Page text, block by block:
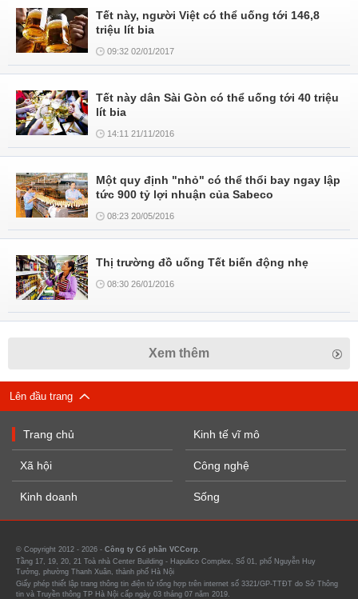
Tết này, người Việt có thể uống tới 146,8
triệu lít bia
09:32 02/01/2017
Tết này dân Sài Gòn có thể uống tới 40 triệu
lít bia
14:11 21/11/2016
Một quy định "nhỏ" có thể thổi bay ngay lập
tức 900 tỷ lợi nhuận của Sabeco
08:23 20/05/2016
Thị trường đồ uống Tết biến động nhẹ
08:30 26/01/2016
Xem thêm
Lên đầu trang
Trang chủ
Xã hội
Kinh doanh
Kinh tế vĩ mô
Công nghệ
Sống
© Copyright 2012 - 2026 - Công ty Cổ phần VCCorp.
Tầng 17, 19, 20, 21 Toà nhà Center Building - Hapulico Complex, Số 01, phố Nguyễn Huy
Tưởng, phường Thanh Xuân, thành phố Hà Nội
Giấy phép thiết lập trang thông tin điện tử tổng hợp trên internet số 3321/GP-TTĐT do Sở Thông
tin và Truyền thông TP Hà Nội cấp ngày 03 tháng 07 năm 2019.